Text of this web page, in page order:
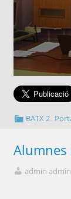
BATX 2
Alumnes
admin admin